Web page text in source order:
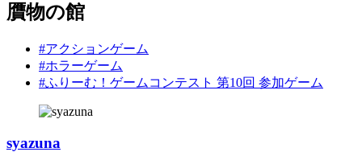
贋物の館
#アクションゲーム
#ホラーゲーム
#ふりーむ！ゲームコンテスト 第10回 参加ゲーム
syazuna